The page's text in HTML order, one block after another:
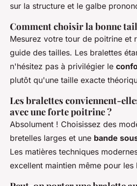
sur la structure et le galbe
Comment choisir la bonne
Mesurez votre tour de poitrine et
guide des tailles. Les bralettes
n'hésitez pas à privilégier le
plutôt qu'une taille exacte
Les bralettes conviennent-
avec une forte poitrine ?
Absolument ! Choisissez des
bretelles larges et une bande
Les matières techniques
excellent maintien même pour les